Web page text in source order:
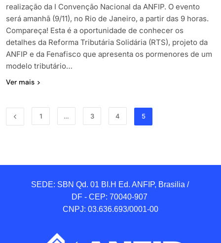
realização da I Convenção Nacional da ANFIP. O evento
será amanhã (9/11), no Rio de Janeiro, a partir das 9 horas.
Compareça! Esta é a oportunidade de conhecer os
detalhes da Reforma Tributária Solidária (RTS), projeto da
ANFIP e da Fenafisco que apresenta os pormenores de um
modelo tributário…
Ver mais
1 … 3 4 5
SEDE: SBN Qd. 01 BI.H Ed. ANFIP, Brasilia /
DF - CEP: 70040-907
CNPJ: 03.636.693/0001-00